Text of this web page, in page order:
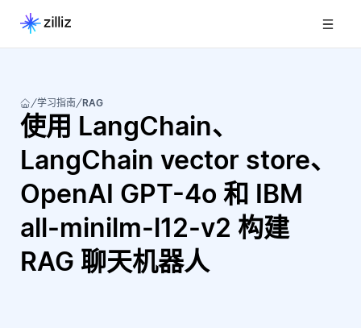
学习指南 RAG
使用 LangChain、
LangChain vector store、
OpenAI GPT-4o 和 IBM
all-minilm-l12-v2 构建
RAG 聊天机器人